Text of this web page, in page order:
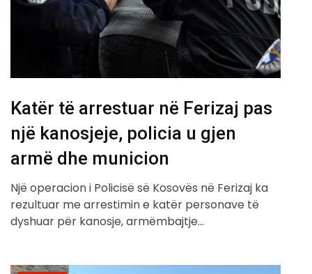
Katër të arrestuar në Ferizaj pas
një kanosjeje, policia u gjen
armë dhe municion
Një operacion i Policisë së Kosovës në Ferizaj ka
rezultuar me arrestimin e katër personave të
dyshuar për kanosje, armëmbajtje…